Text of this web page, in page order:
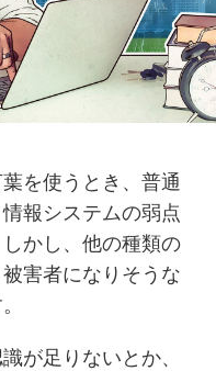
を使うとき、普通
報システムの弱点
かし、他の種類の
害者になりそうな
が足りないとか、